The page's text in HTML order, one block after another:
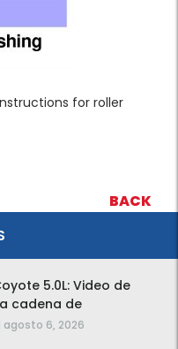
for roller
BACK
5.0L: Video de
cadena de
F-150 2015 – 2020
agosto 6, 2026